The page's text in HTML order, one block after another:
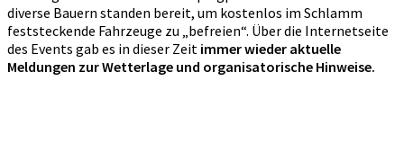
diverse Bauern standen bereit, um kostenlos im Schlamm
feststeckende Fahrzeuge zu „befreien“. Über die Internetseite
des Events gab es in dieser Zeit immer wieder aktuelle
Meldungen zur Wetterlage und organisatorische Hinweise.